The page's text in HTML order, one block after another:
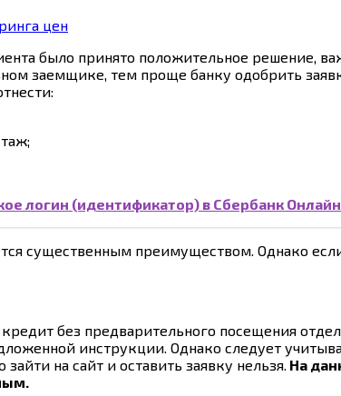
было принято положительное решение,
заемщике, тем проще банку одобрить
логин (идентификатор) в Сбербанк Онлайн
существенным преимуществом. Однако
без предварительного посещения
инструкции. Однако следует
на сайт и оставить заявку нельзя. На